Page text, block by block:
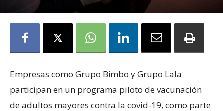
Empresas como Grupo Bimbo y Grupo Lala
participan en un programa piloto de vacunación
de adultos mayores contra la covid-19, como parte